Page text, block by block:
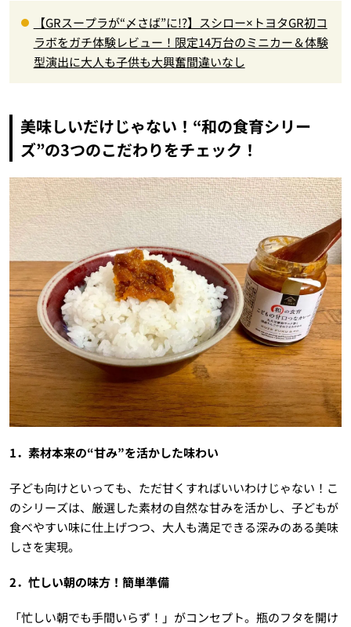
【GRスープラが“〆さば”に!?】スシロー×トヨタGR初コ
ラボをガチ体験レビュー！限定14万台のミニカー＆体験
型演出に大人も子供も大興奮間違いなし
美味しいだけじゃない！“和の食育シリー
ズ”の3つのこだわりをチェック！
1．素材本来の“甘み”を活かした味わい
子ども向けといっても、ただ甘くすればいいわけじゃない！こ
のシリーズは、厳選した素材の自然な甘みを活かし、子どもが
食べやすい味に仕上げつつ、大人も満足できる深みのある美味
しさを実現。
2．忙しい朝の味方！簡単準備
「忙しい朝でも手間いらず！」がコンセプト。瓶のフタを開け